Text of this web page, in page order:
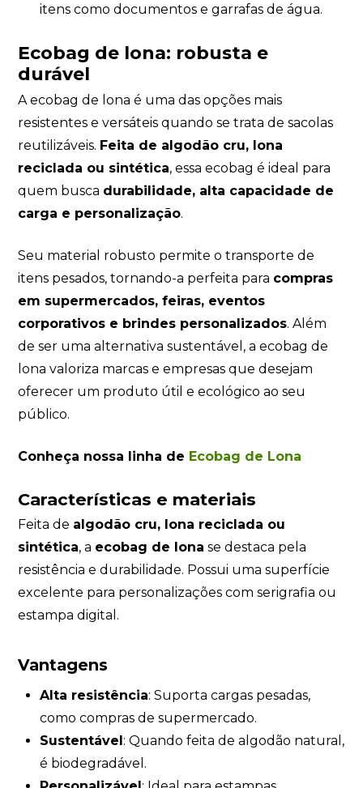
itens como documentos e garrafas de água.
Ecobag de lona: robusta e
durável
A ecobag de lona é uma das opções mais
resistentes e versáteis quando se trata de sacolas
reutilizáveis. Feita de algodão cru, lona
reciclada ou sintética, essa ecobag é ideal para
quem busca durabilidade, alta capacidade de
carga e personalização.
Seu material robusto permite o transporte de
itens pesados, tornando-a perfeita para compras
em supermercados, feiras, eventos
corporativos e brindes personalizados. Além
de ser uma alternativa sustentável, a ecobag de
lona valoriza marcas e empresas que desejam
oferecer um produto útil e ecológico ao seu
público.
Conheça nossa linha de Ecobag de Lona
Características e materiais
Feita de algodão cru, lona reciclada ou
sintética, a ecobag de lona se destaca pela
resistência e durabilidade. Possui uma superfície
excelente para personalizações com serigrafia ou
estampa digital.
Vantagens
Alta resistência: Suporta cargas pesadas,
como compras de supermercado.
Sustentável: Quando feita de algodão natural,
é biodegradável.